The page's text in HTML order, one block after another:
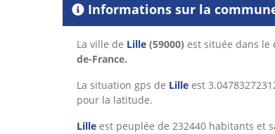
Informations sur la
La ville de Lille (59000) est située dans le
de-France.
La situation gps de Lille est
pour la latitude.
Lille est peuplée de 232440 habitants et